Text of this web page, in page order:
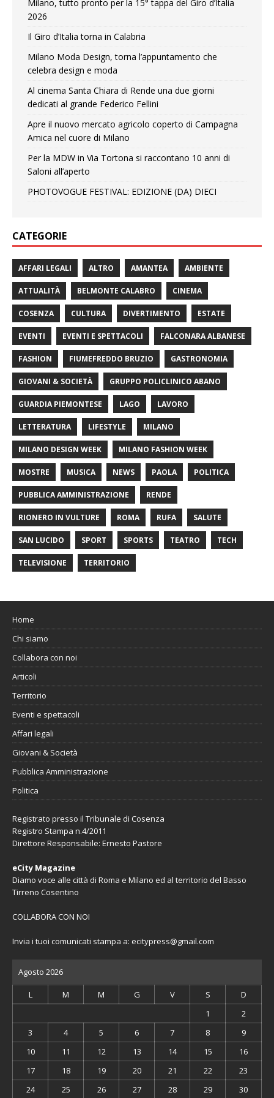
Milano, tutto pronto per la 15° tappa del Giro d’Italia
2026
Il Giro d’Italia torna in Calabria
Milano Moda Design, torna l’appuntamento che
celebra design e moda
Al cinema Santa Chiara di Rende una due giorni
dedicati al grande Federico Fellini
Apre il nuovo mercato agricolo coperto di Campagna
Amica nel cuore di Milano
Per la MDW in Via Tortona si raccontano 10 anni di
Saloni all’aperto
PHOTOVOGUE FESTIVAL: EDIZIONE (DA) DIECI
CATEGORIE
AFFARI LEGALI ALTRO AMANTEA AMBIENTE
ATTUALITÀ BELMONTE CALABRO CINEMA
COSENZA CULTURA DIVERTIMENTO ESTATE
EVENTI EVENTI E SPETTACOLI FALCONARA ALBANESE
FASHION FIUMEFREDDO BRUZIO GASTRONOMIA
GIOVANI & SOCIETÀ GRUPPO POLICLINICO ABANO
GUARDIA PIEMONTESE LAGO LAVORO
LETTERATURA LIFESTYLE MILANO
MILANO DESIGN WEEK MILANO FASHION WEEK
MOSTRE MUSICA NEWS PAOLA POLITICA
PUBBLICA AMMINISTRAZIONE RENDE
RIONERO IN VULTURE ROMA RUFA SALUTE
SAN LUCIDO SPORT SPORTS TEATRO TECH
TELEVISIONE TERRITORIO
Home
Chi siamo
Collabora con noi
Articoli
Territorio
Eventi e spettacoli
Affari legali
Giovani & Società
Pubblica Amministrazione
Politica
Registrato presso il Tribunale di Cosenza
Registro Stampa n.4/2011
Direttore Responsabile: Ernesto Pastore
eCity Magazine
Diamo voce alle città di Roma e Milano ed al territorio del Basso
Tirreno Cosentino
COLLABORA CON NOI
Invia i tuoi comunicati stampa a: ecitypress@gmail.com
Agosto 2026
L M M G V S
D
1
2
3
4 5 6 7 8
9
10
11 12 13 14 15
16
17
18 19 20 21 22
23
24
25 26 27 28 29 30